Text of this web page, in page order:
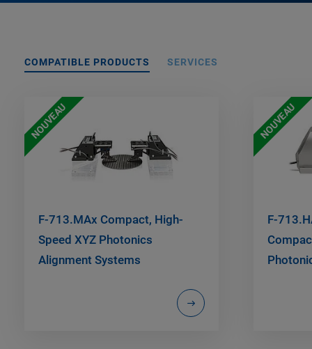
COMPATIBLE PRODUCTS SERVICES
NOUVEAU
F-713.MAx Compact, High-
Speed XYZ Photonics
Alignment Systems
NOUVEAU
F-